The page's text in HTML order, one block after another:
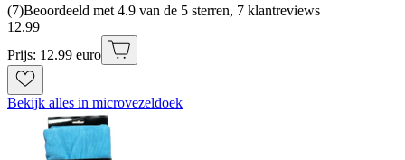
(7)Beoordeeld met 4.9 van de 5 sterren, 7 klantreviews
12.99
Prijs: 12.99 euro
Bekijk alles in microvezeldoek